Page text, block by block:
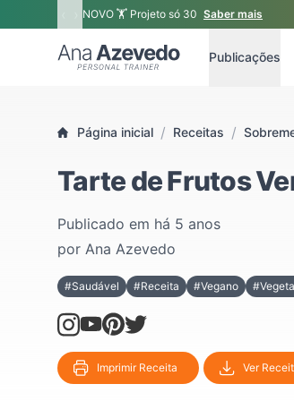
NOVO 🏋 Projeto só 30 Saber mais
Ana Azevedo Publicações
Página inicial / Receitas /
Tarte de Frutos
Publicado em há 5 anos
por Ana Azevedo
#Saudável #Receita #Vegano
Imprimir Receita Ver